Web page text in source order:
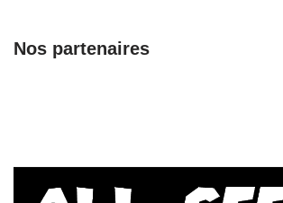
Nos partenaires